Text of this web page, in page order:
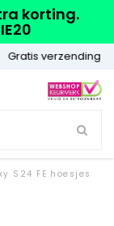
korting.
S24 FE hoesjes